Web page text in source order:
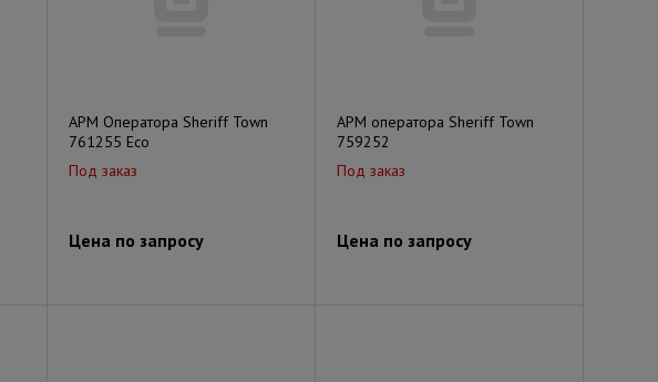
АРМ Оператора Sheriff Town
761255 Eco
Под заказ
Цена по запросу
АРМ оператора Sheriff Town
759252
Под заказ
Цена по запросу